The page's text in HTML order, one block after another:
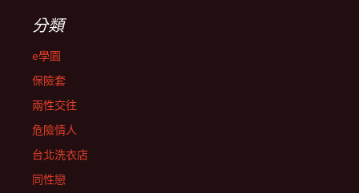
分類
e學園
保險套
兩性交往
危險情人
台北洗衣店
同性戀